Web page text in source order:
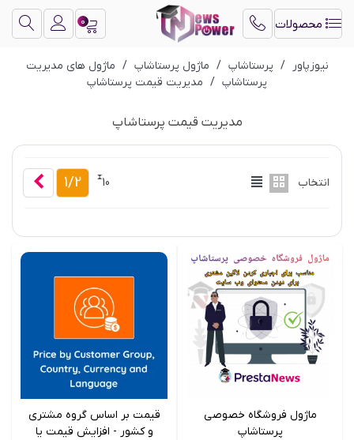
محصولات 0
نیوزپاور / پرستاشاپ / ماژول پرستاشاپ / ماژول های مدیریت
پرستاشاپ / مدیریت قیمت پرستاشاپ
مدیریت قیمت پرستاشاپ
انتخاب 10
1/2
ماژول فروشگاه خصوصی
پرستاشاپ
قیمت بر اساس گروه مشتری
و کشور - افزایش قیمت یا